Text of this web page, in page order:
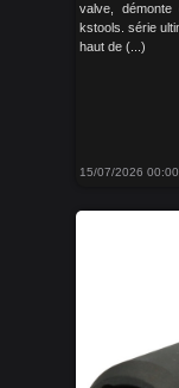
valve, démonte
kstools. série
haut de (...)
15/07/2026 00:00